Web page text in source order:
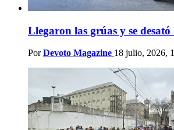
Llegaron las grúas y se
Por Devoto Magazine 18 julio, 2026,